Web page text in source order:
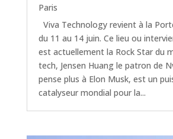
Paris
Viva Technology revient à la
du 11 au 14 juin. Ce lieu ou
est actuellement la Rock Star du
tech, Jensen Huang le patron de
pense plus à Elon Musk, est un
catalyseur mondial pour la...